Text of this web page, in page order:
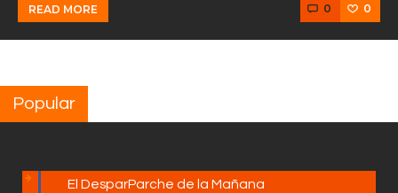
Equipo
Contactos
READ MORE 0 0
Popular
El DesparParche de la Mañana